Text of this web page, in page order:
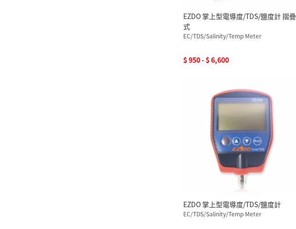
EZDO 掌上型電導度/TDS/鹽度計 摺疊
式
EC/TDS/Salinity/Temp Meter
$ 950 - $ 6,600
EZDO 掌上型電導度/TDS/鹽度計
EC/TDS/Salinity/Temp Meter